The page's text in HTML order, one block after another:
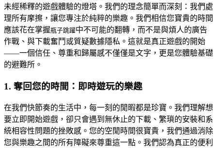
未經稀釋的遊戲體驗的燈塔。我們的理念簡單而深刻：我們處
理所有摩擦，讓您專注於純粹的樂趣。我們相信您寶貴的時間
應該花在掌握瓶子跳躍中不可能的翻轉，而不是與煩人的廣告
作戰、與下載奮鬥或質疑數據隱私。這就是真正遊戲的開始
——一個信任、尊重和歸屬感不僅僅是文字，更是您體驗基礎
的避難所。
1. 奪回您的時間：即時遊玩的樂趣
在我們快節奏的生活中，每一刻的閒暇都是珍寶。我們理解想
要立即開始遊戲，卻只會遇到無休止的下載、繁瑣的安裝和系
統相容性問題的挫敗感。您的空閒時間很寶貴，我們通過消除
您與樂趣之間的所有障礙來尊重這一點。我們認為真正的便利